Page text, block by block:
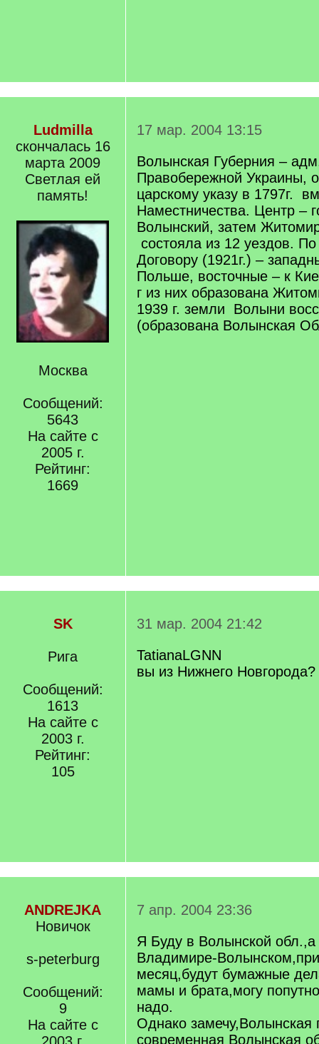
Ludmilla
скончалась 16
марта 2009
Светлая ей
память!
Москва
Сообщений:
5643
На сайте с
2005 г.
Рейтинг:
1669
17 мар. 2004 13:15
Волынская Губерния –
Правобережной Украины,
царскому указу в 1797г.
Наместничества. Центр –
Волынский, затем
состояла из 12 уездов.
Договору (1921г.) –
Польше, восточные – к
г из них образована
1939 г. земли Волыни
(образована Волынская
SK
Рига
Сообщений:
1613
На сайте с
2003 г.
Рейтинг:
105
31 мар. 2004 21:42
TatianaLGNN
вы из Нижнего Новгорода?
ANDREJKA
Новичок
s-peterburg
Сообщений:
9
На сайте с
7 апр. 2004 23:36
Я Буду в Волынской
Владимире-
месяц,будут бумажные
мамы и брата,могу
надо.
Однако замечу,Волынская
современная Волынская